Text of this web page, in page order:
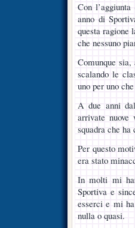
Con
anno di
questa ragione
che nessuno
Comunque
scalando le
uno per uno
A due anni
arrivate
squadra che
Per questo
era stato
In molti mi
Sportiva e
esserci e mi
nulla o quasi.